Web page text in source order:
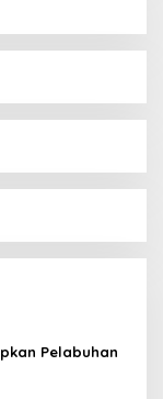
Pelabuhan